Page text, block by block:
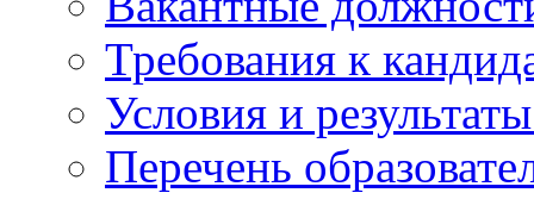
Требования к
Условия и
Перечень